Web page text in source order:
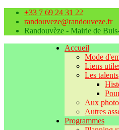
+33 7 69 24 31 22
randouveze@randouveze.fr
Randouvèze - Mairie de
Accueil
Mode
Liens
Les talents
Aux
Autres
Programmes